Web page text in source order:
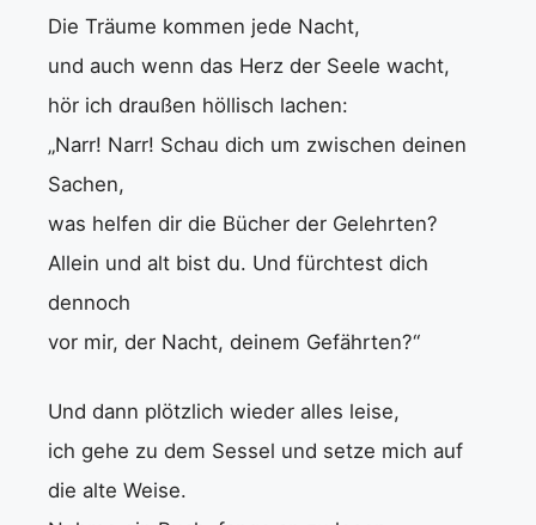
Die Träume kommen jede Nacht,
und auch wenn das Herz der Seele wacht,
hör ich draußen höllisch lachen:
„Narr! Narr! Schau dich um zwischen deinen
Sachen,
was helfen dir die Bücher der Gelehrten?
Allein und alt bist du. Und fürchtest dich
dennoch
vor mir, der Nacht, deinem Gefährten?“
Und dann plötzlich wieder alles leise,
ich gehe zu dem Sessel und setze mich auf
die alte Weise.